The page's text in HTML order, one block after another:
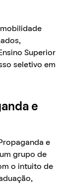
Superior
seletivo em
e
e
grupo de
o intuito de